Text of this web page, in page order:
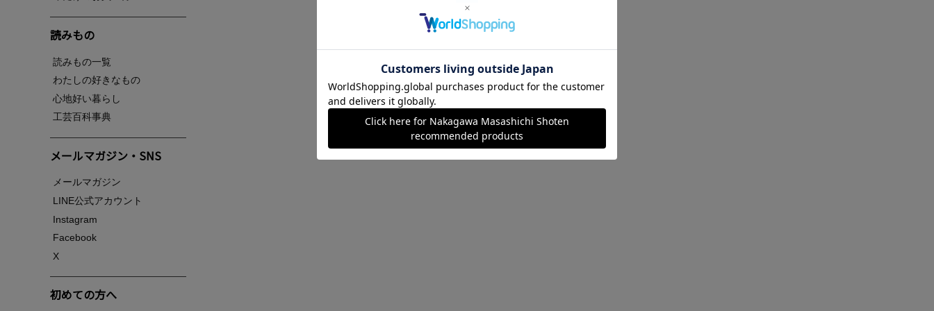
読みもの
読みもの一覧
わたしの好きなもの
心地好い暮らし
工芸百科事典
メールマガジン・SNS
メールマガジン
LINE公式アカウント
Instagram
Facebook
X
初めての方へ